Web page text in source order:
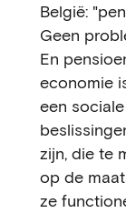
België:
Geen
En
economie
een
zijn, die te
op de
ze